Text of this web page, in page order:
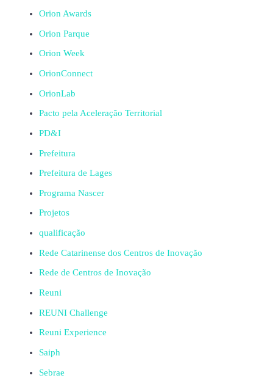
Orion Awards
Orion Parque
Orion Week
OrionConnect
OrionLab
Pacto pela Aceleração Territorial
PD&I
Prefeitura
Prefeitura de Lages
Programa Nascer
Projetos
qualificação
Rede Catarinense dos Centros de Inovação
Rede de Centros de Inovação
Reuni
REUNI Challenge
Reuni Experience
Saiph
Sebrae